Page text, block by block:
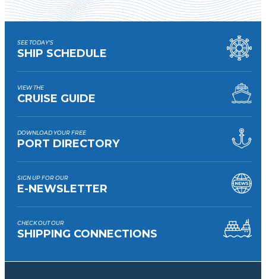
SEE TODAY'S
SHIP SCHEDULE
VIEW THE
CRUISE GUIDE
DOWNLOAD YOUR FREE
PORT DIRECTORY
SIGN UP FOR OUR
E-NEWSLETTER
CHECK OUT OUR
SHIPPING CONNECTIONS